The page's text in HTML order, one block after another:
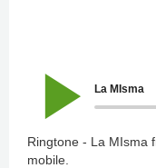
La MIsma
Ringtone - La MIsma
mobile.